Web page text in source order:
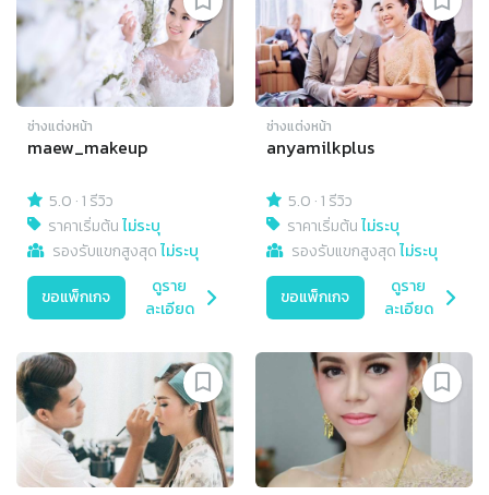
ช่างแต่งหน้า
maew_makeup
5.0 ·1 รีวิว
ราคาเริ่มต้นไม่ระบุ
รองรับแขกสูงสุดไม่ระบุ
ขอแพ็กเกจ
ดูราย
ละเอียด
ช่างแต่งหน้า
anyamilkplus
5.0 ·1 รีวิว
ราคาเริ่มต้นไม่ระบุ
รองรับแขกสูงสุดไม่ระบุ
ขอแพ็กเกจ
ดูราย
ละเอียด